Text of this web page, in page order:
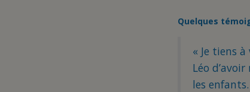
Quelques
« Je tiens
Léo
les